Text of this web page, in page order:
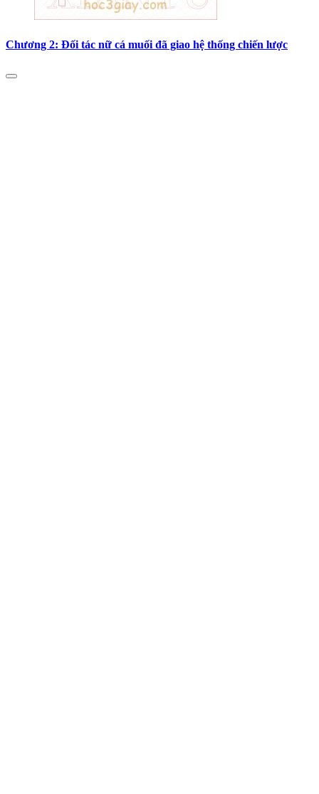
Chương 2: Đối tác nữ cá muối đã giao hệ thống chiến lược